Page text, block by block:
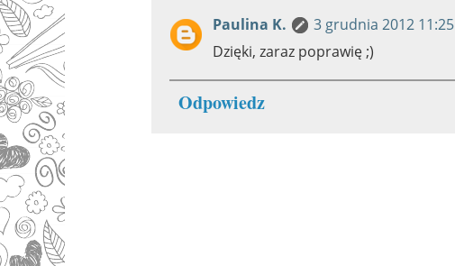
Paulina K.
3 grudnia 2012 11:25
Dzięki, zaraz poprawię ;)
Odpowiedz